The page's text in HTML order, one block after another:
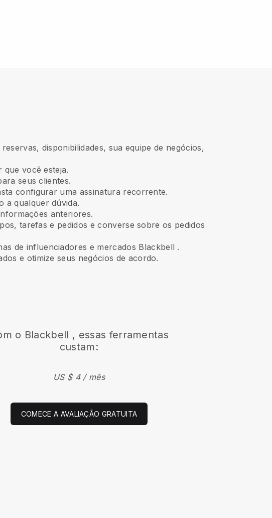
disponibilidades, sua equipe de negócios,
você esteja.
seus clientes.
configurar uma assinatura recorrente.
a qualquer dúvida.
anteriores.
tarefas e pedidos e converse sobre os pedidos
de influenciadores e mercados Blackbell .
e otimize seus negócios de acordo.
o Blackbell , essas ferramentas
custam:
US $ 4 / mês
COMECE A AVALIAÇÃO GRATUITA